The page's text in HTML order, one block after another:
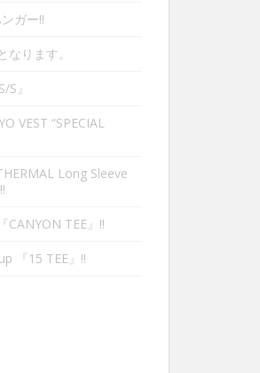
ガー‼︎
ります。
S』
VEST “SPECIAL
Long Sleeve
CANYON TEE』‼︎
『15 TEE』‼︎